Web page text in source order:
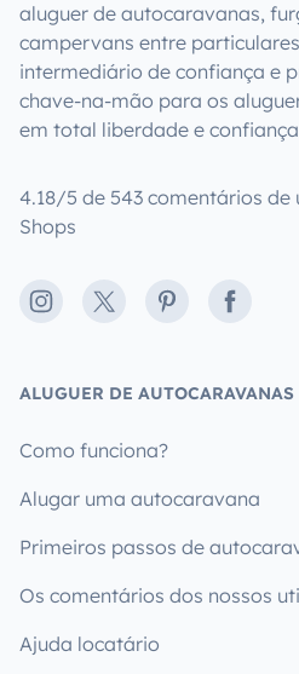
aluguer de autocaravanas,
campervans entre
intermediário de confiança e
chave-na-mão para os
em total liberdade e
4.18/5 de 543 comentários de
Shops
Instagram
X PinterestFacebook
ALUGUER DE AUTOCARAVANAS
Como funciona?
Alugar uma autocaravana
Primeiros passos de
Os comentários dos nossos
Ajuda locatário